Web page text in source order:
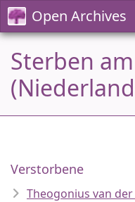
Open Archives
Sterben
Verstorbene
Theogonius van der